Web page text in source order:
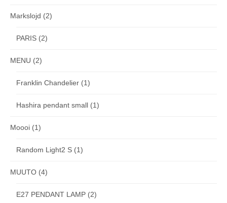
Markslojd (2)
PARIS (2)
MENU (2)
Franklin Chandelier (1)
Hashira pendant small (1)
Moooi (1)
Random Light2 S (1)
MUUTO (4)
E27 PENDANT LAMP (2)